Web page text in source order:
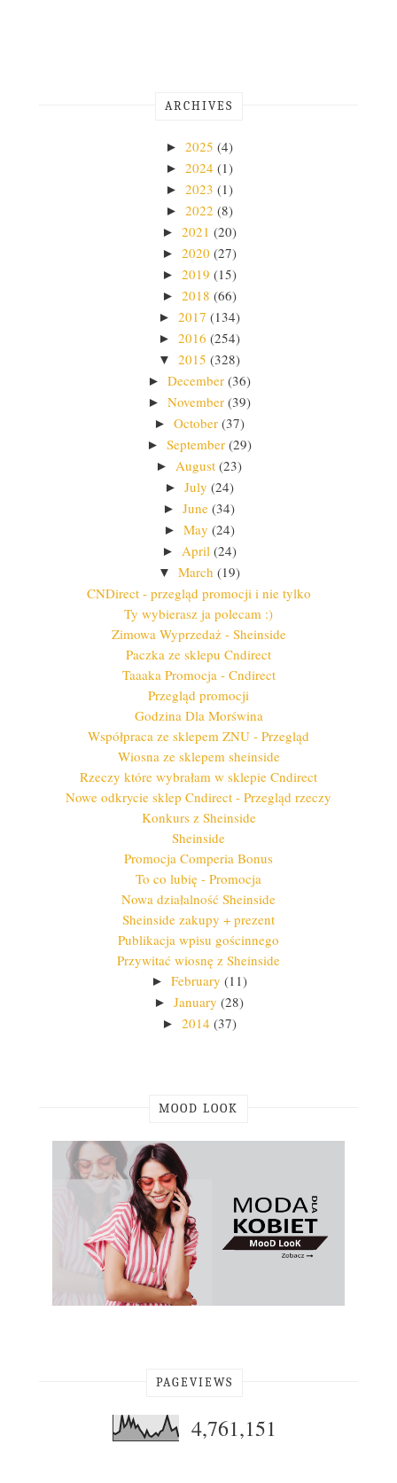
ARCHIVES
► 2025 (4)
► 2024 (1)
► 2023 (1)
► 2022 (8)
► 2021 (20)
► 2020 (27)
► 2019 (15)
► 2018 (66)
► 2017 (134)
► 2016 (254)
▼ 2015 (328)
► December (36)
► November (39)
► October (37)
► September (29)
► August (23)
► July (24)
► June (34)
► May (24)
► April (24)
▼ March (19)
CNDirect - przegląd promocji i nie tylko
Ty wybierasz ja polecam :)
Zimowa Wyprzedaż - Sheinside
Paczka ze sklepu Cndirect
Taaaka Promocja - Cndirect
Przegląd promocji
Godzina Dla Morświna
Współpraca ze sklepem ZNU - Przegląd
Wiosna ze sklepem sheinside
Rzeczy które wybrałam w sklepie Cndirect
Nowe odkrycie sklep Cndirect - Przegląd rzeczy
Konkurs z Sheinside
Sheinside
Promocja Comperia Bonus
To co lubię - Promocja
Nowa działalność Sheinside
Sheinside zakupy + prezent
Publikacja wpisu gościnnego
Przywitać wiosnę z Sheinside
► February (11)
► January (28)
► 2014 (37)
MOOD LOOK
PAGEVIEWS
4,761,151